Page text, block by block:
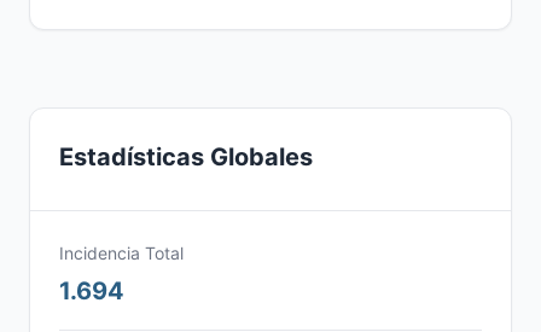
Estadísticas Globales
Incidencia Total
1.694